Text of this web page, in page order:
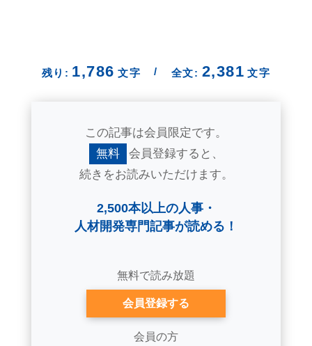
残り: 1,786 文字 / 全文: 2,381 文字
この記事は会員限定です。
無料
会員登録すると、
続きをお読みいただけます。
2,500本以上の人事・
人材開発専門記事が読める！
無料で読み放題
会員登録する
会員の方